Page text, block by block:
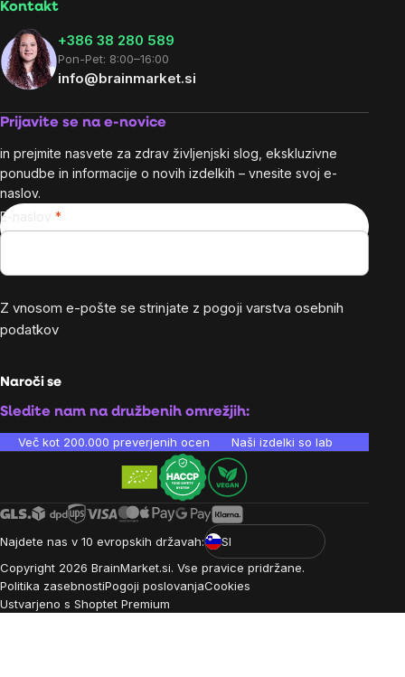
Kontakt
+386 38 280 589
Pon-Pet: 8:00–16:00
info@brainmarket.si
Prijavite se na e-novice
in prejmite nasvete za zdrav življenjski slog, ekskluzivne
ponudbe in informacije o novih izdelkih – vnesite svoj e-
naslov.
E-naslov
Z vnosom e-pošte se strinjate z pogoji varstva osebnih
podatkov
Naroči se
Sledite nam na družbenih omrežjih:
Več kot 200.000 preverjenih ocen Naši izdelki so laboratorijsko
Najdete nas v 10 evropskih državah:
SI
Copyright 2026 BrainMarket.si. Vse pravice pridržane.
Politika zasebnostiPogoji poslovanjaCookies
Ustvarjeno s Shoptet Premium